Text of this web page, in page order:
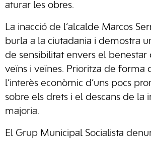
aturar les obres.
La inacció de l’alcalde Marcos
burla a la ciutadania i demostra
de sensibilitat envers el benestar
veïns i veïnes. Prioritza de forma
l’interès econòmic d’uns pocs
sobre els drets i el descans de la
majoria.
El Grup Municipal Socialista